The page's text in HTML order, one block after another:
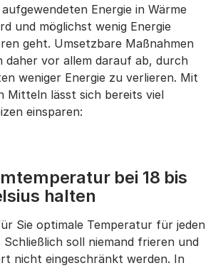
Energie in Wärme
und möglichst wenig Energie
geht. Umsetzbare Maßnahmen
daher vor allem darauf ab, durch
weniger Energie zu verlieren. Mit
Mitteln lässt sich bereits viel
einsparen:
bei 18 bis
halten
Sie optimale Temperatur für jeden
Schließlich soll niemand frieren und
nicht eingeschränkt werden. In